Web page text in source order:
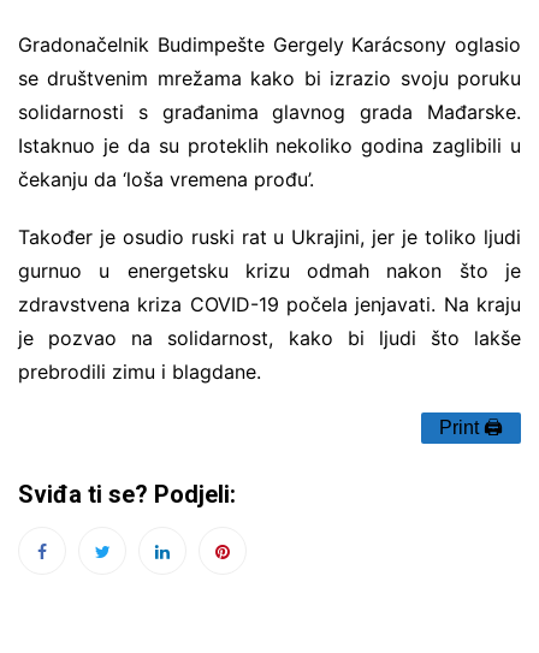
Gradonačelnik Budimpešte Gergely Karácsony oglasio
se društvenim mrežama kako bi izrazio svoju poruku
solidarnosti s građanima glavnog grada Mađarske.
Istaknuo je da su proteklih nekoliko godina zaglibili u
čekanju da ‘loša vremena prođu’.
Također je osudio ruski rat u Ukrajini, jer je toliko ljudi
gurnuo u energetsku krizu odmah nakon što je
zdravstvena kriza COVID-19 počela jenjavati. Na kraju
je pozvao na solidarnost, kako bi ljudi što lakše
prebrodili zimu i blagdane.
Print 🖨
Sviđa ti se? Podjeli: